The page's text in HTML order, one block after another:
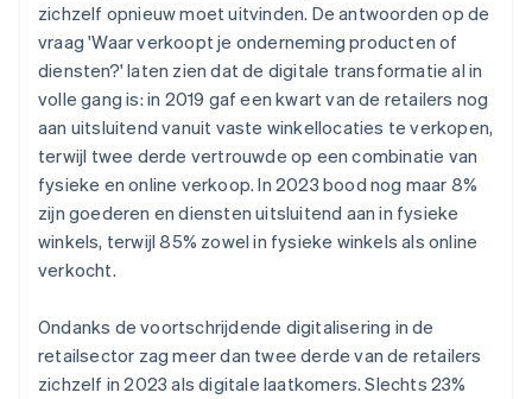
zichzelf opnieuw moet uitvinden. De antwoorden op de
vraag 'Waar verkoopt je onderneming producten of
diensten?' laten zien dat de digitale transformatie al in
volle gang is: in 2019 gaf een kwart van de retailers nog
aan uitsluitend vanuit vaste winkellocaties te verkopen,
terwijl twee derde vertrouwde op een combinatie van
fysieke en online verkoop. In 2023 bood nog maar 8%
zijn goederen en diensten uitsluitend aan in fysieke
winkels, terwijl 85% zowel in fysieke winkels als online
verkocht.
Ondanks de voortschrijdende digitalisering in de
retailsector zag meer dan twee derde van de retailers
zichzelf in 2023 als digitale laatkomers. Slechts 23%